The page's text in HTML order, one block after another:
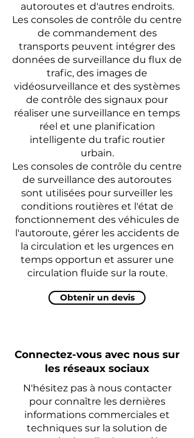
autoroutes et d'autres endroits.
Les consoles de contrôle du centre
de commandement des
transports peuvent intégrer des
données de surveillance du flux de
trafic, des images de
vidéosurveillance et des systèmes
de contrôle des signaux pour
réaliser une surveillance en temps
réel et une planification
intelligente du trafic routier
urbain.
Les consoles de contrôle du centre
de surveillance des autoroutes
sont utilisées pour surveiller les
conditions routières et l'état de
fonctionnement des véhicules de
l'autoroute, gérer les accidents de
la circulation et les urgences en
temps opportun et assurer une
circulation fluide sur la route.
Obtenir un devis
Connectez-vous avec nous sur
les réseaux sociaux
N'hésitez pas à nous contacter
pour connaître les dernières
informations commerciales et
techniques sur la solution de